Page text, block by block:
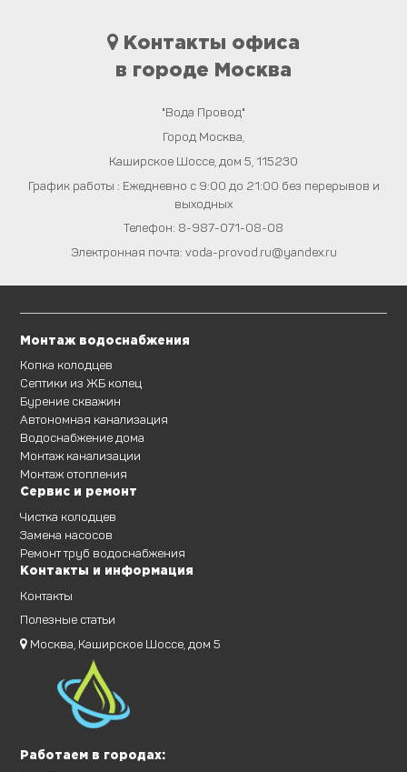
Контакты офиса
в городе Москва
"Вода Провод"
Город Москва
Каширское Шоссе, дом 5 115230
График работы : Ежедневно с 9:00 до 21:00 без перерывов и
выходных
Телефон: 8-987-071-08-08
Электронная почта: voda-provod.ru@yandex.ru
Монтаж водоснабжения
Копка колодцев
Септики из ЖБ колец
Бурение скважин
Автономная канализация
Водоснабжение дома
Монтаж канализации
Монтаж отопления
Сервис и ремонт
Чистка колодцев
Замена насосов
Ремонт труб водоснабжения
Контакты и информация
Контакты
Полезные статьи
Москва, Каширское Шоссе, дом 5
Работаем в городах: